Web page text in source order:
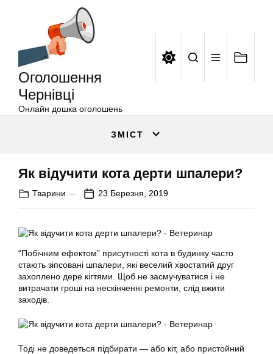
Оголошення
Чернівці
Онлайн дошка оголошень
ЗМІСТ
Як відучити кота дерти шпалери?
Тварини 23 Березня, 2019
“Побічним ефектом” присутності кота в будинку часто
стають зіпсовані шпалери, які веселий хвостатий друг
захоплено дере кігтями. Щоб не засмучуватися і не
витрачати гроші на нескінченні ремонти, слід вжити
заходів.
Тоді не доведеться підбирати — або кіт, або пристойний